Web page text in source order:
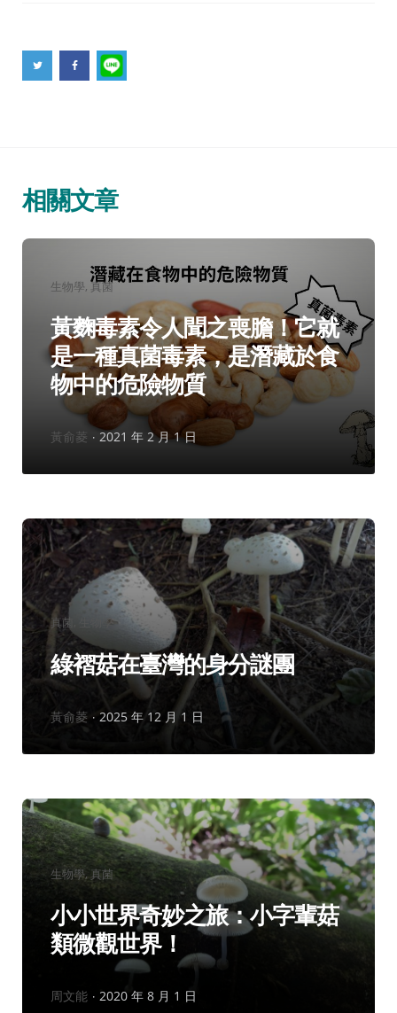
相關文章
分
類：
生物學 真菌
黃麴毒素令人聞之喪膽！它就
是一種真菌毒素，是潛藏於食
物中的危險物質
作
黃俞菱 2021 年 2 月 1 日
分
類：
真菌 生物學
綠褶菇在臺灣的身分謎團
作
黃俞菱 2025 年 12 月 1 日
分
類：
生物學 真菌
小小世界奇妙之旅：小字輩菇
類微觀世界！
作
周文能 2020 年 8 月 1 日